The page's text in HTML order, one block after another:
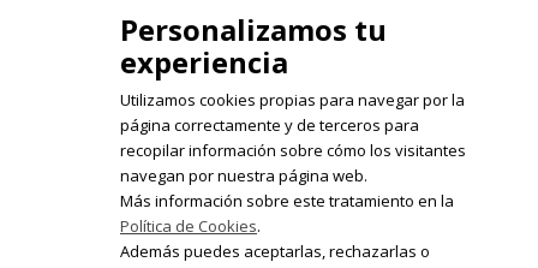
Registrate en nuestro boletín de
noticias
Personalizamos tu
experiencia
Utilizamos cookies propias para navegar por la
página correctamente y de terceros para
recopilar información sobre cómo los visitantes
navegan por nuestra página web.
Más información sobre este tratamiento en la
Política de Cookies.
Además puedes aceptarlas, rechazarlas o